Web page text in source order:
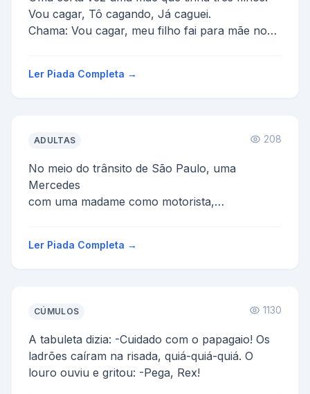
Vou cagar, Tô cagando, Já caguei.
Chama: Vou cagar, meu filho fai para mãe no
Ler Piada Completa →
ADULTAS 208
No meio do trânsito de São Paulo, uma
Mercedes
com uma madame como motorista,
fazer, estão lado a la...
Ler Piada Completa →
CÚMULOS 1130
A tabuleta dizia: -Cuidado com o papagaio! Os
ladrões caíram na risada, quiá-quiá-quiá. O
louro ouviu e gritou: -Pega, Rex!